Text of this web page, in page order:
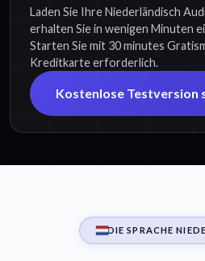
Laden Sie Ihre Niederländisch
erhalten Sie in wenigen Minuten
Starten Sie mit 30 minutes
Kreditkarte erforderlich.
Kostenlose Testversion
DIE SPRACHE